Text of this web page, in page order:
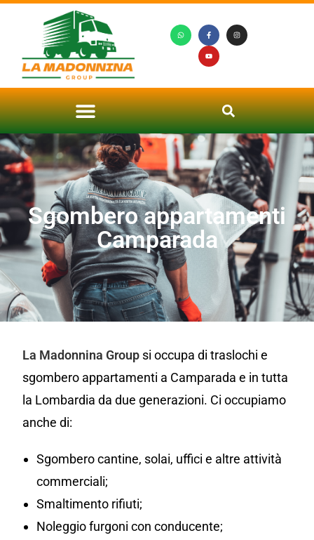
Sgombero appartamenti
Camparada
La Madonnina Group si occupa di traslochi e
sgombero appartamenti a Camparada e in tutta
la Lombardia da due generazioni. Ci occupiamo
anche di:
Sgombero cantine, solai, uffici e altre attività
commerciali;
Smaltimento rifiuti;
Noleggio furgoni con conducente;